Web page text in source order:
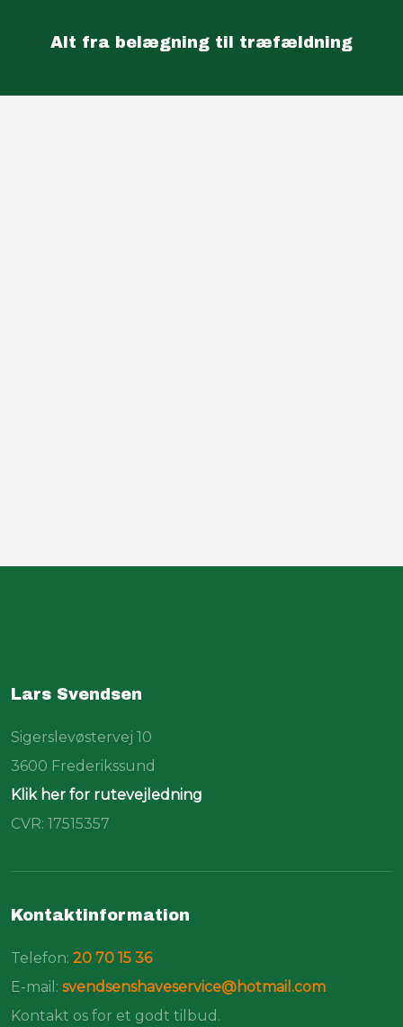
Alt fra belægning til træfældning
Lars Svendsen
Sigerslevøstervej 10
​3600 Frederikssund
Klik her for rutevejledning
CVR: 17515357
Kontaktinformation
Telefon:20 70 15 36​
E-mail:svendsenshaveservice@hotmail.com
Kontakt os for et godt tilbud.